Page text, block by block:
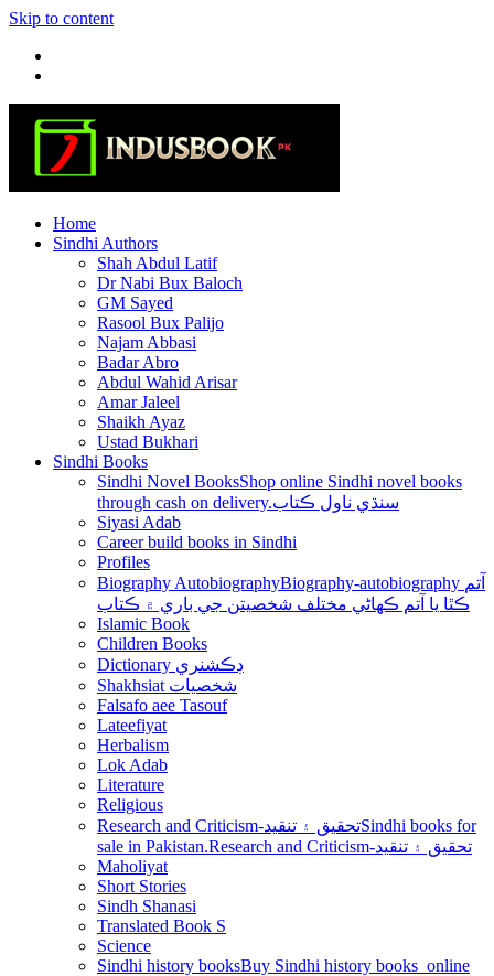
Skip to content
Home
Sindhi Authors
Shah Abdul Latif
Dr Nabi Bux Baloch
GM Sayed
Rasool Bux Palijo
Najam Abbasi
Badar Abro
Abdul Wahid Arisar
Amar Jaleel
Shaikh Ayaz
Ustad Bukhari
Sindhi Books
Sindhi Novel BooksShop online Sindhi novel books
through cash on delivery.سنڌي ناول ڪتاب
Siyasi Adab
Career build books in Sindhi
Profiles
Biography AutobiographyBiography-autobiography آتم
ڪٿا يا آتم ڪھاڻي مختلف شخصيتن جي باري ۾ ڪتاب
Islamic Book
Children Books
Dictionary ڊڪشنري
Shakhsiat شخصيات
Falsafo aee Tasouf
Lateefiyat
Herbalism
Lok Adab
Literature
Religious
Research and Criticism-تحقيق ۽ تنقيدSindhi books for
sale in Pakistan.Research and Criticism-تحقيق ۽ تنقيد
Maholiyat
Short Stories
Sindh Shanasi
Translated Book S
Science
Sindhi history booksBuy Sindhi history books online